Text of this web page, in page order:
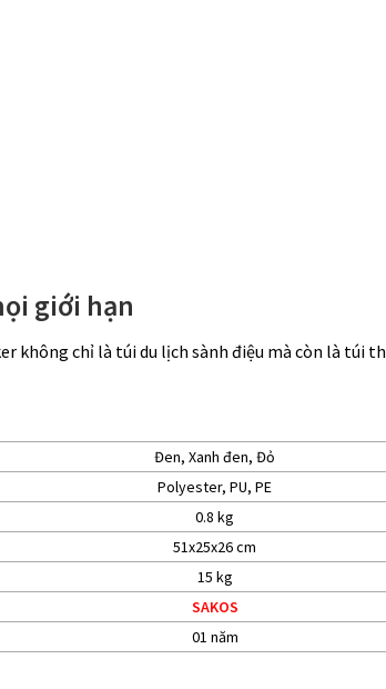
giới hạn
không chỉ là túi du lịch sành điệu mà còn là túi
Đen, Xanh đen, Đỏ
Polyester, PU, PE
0.8 kg
51x25x26 cm
15 kg
SAKOS
01 năm